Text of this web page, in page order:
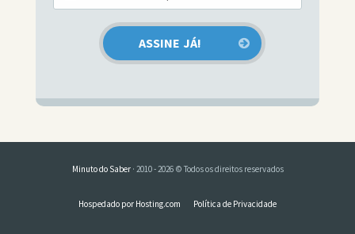
Minuto do Saber· 2010 - 2026 © Todos os direitos reservados
Hospedado por Hosting.com Política de Privacidade